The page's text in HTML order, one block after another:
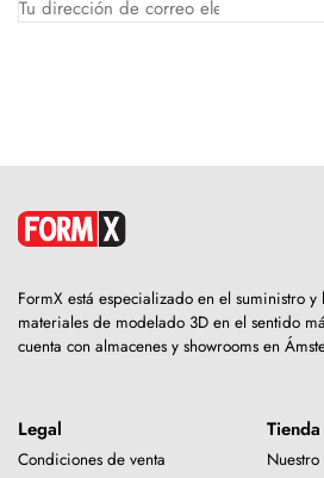
FormX está especializado en el suministro
materiales de modelado 3D en el sentido
cuenta con almacenes y showrooms en
Legal
Condiciones de venta